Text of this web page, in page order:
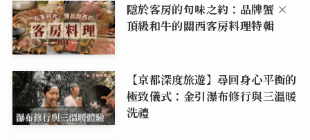
隱於客房的旬味之約：品牌蟹 ×
頂級和牛的關西客房料理特輯
【京都深度旅遊】尋回身心平衡的
極致儀式：金引瀑布修行與三溫暖
洗禮